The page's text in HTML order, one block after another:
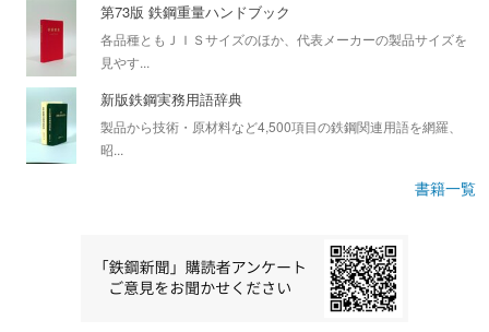
第73版 鉄鋼重量ハンドブック
各品種ともＪＩＳサイズのほか、代表メーカーの製品サイズを
見やす...
新版鉄鋼実務用語辞典
製品から技術・原材料など4,500項目の鉄鋼関連用語を網羅、
昭...
書籍一覧